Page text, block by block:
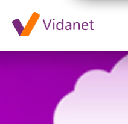
TV csatornák